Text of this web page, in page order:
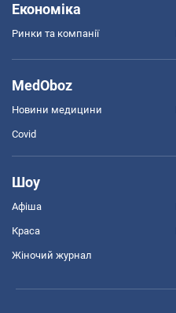
Економіка
Ринки та компанії
MedOboz
Новини медицини
Covid
Шоу
Афіша
Краса
Жіночий журнал